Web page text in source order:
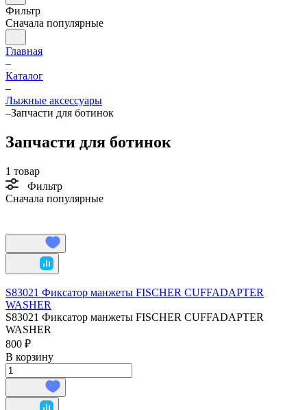
Фильтр
Сначала популярные
Главная
–
Каталог
–
Лыжные аксессуары
–Запчасти для ботинок
Запчасти для ботинок
1 товар
Фильтр
Сначала популярные
S83021 Фиксатор манжеты FISCHER CUFFADAPTER
WASHER
S83021 Фиксатор манжеты FISCHER CUFFADAPTER
WASHER
800 ₽
В корзину